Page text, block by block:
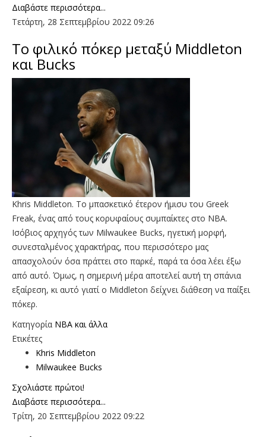
Διαβάστε περισσότερα...
Τετάρτη, 28 Σεπτεμβρίου 2022 09:26
Το φιλικό πόκερ μεταξύ Middleton
και Bucks
Khris Middleton. Το μπασκετικό έτερον ήμισυ του Greek
Freak, ένας από τους κορυφαίους συμπαίκτες στο NBA.
Ισόβιος αρχηγός των Milwaukee Bucks, ηγετική μορφή,
συνεσταλμένος χαρακτήρας, που περισσότερο μας
απασχολούν όσα πράττει στο παρκέ, παρά τα όσα λέει έξω
από αυτό. Όμως, η σημερινή μέρα αποτελεί αυτή τη σπάνια
εξαίρεση, κι αυτό γιατί o Middleton δείχνει διάθεση να παίξει
πόκερ.
Κατηγορία NBA και άλλα
Ετικέτες
Khris Middleton
Milwaukee Bucks
Σχολιάστε πρώτοι!
Διαβάστε περισσότερα...
Τρίτη, 20 Σεπτεμβρίου 2022 09:22